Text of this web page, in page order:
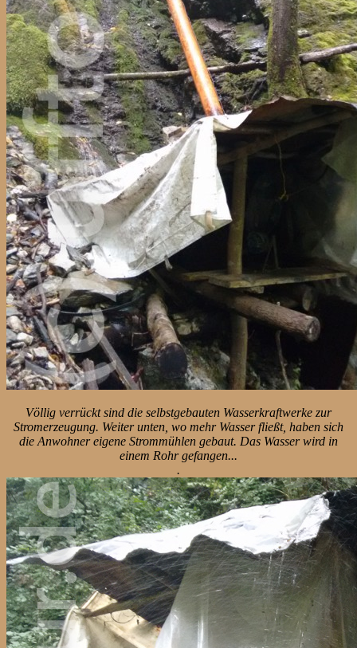
Völlig verrückt sind die selbstgebauten Wasserkraftwerke zur
Stromerzeugung. Weiter unten, wo mehr Wasser fließt, haben sich
die Anwohner eigene Strommühlen gebaut. Das Wasser wird in
einem Rohr gefangen...
.